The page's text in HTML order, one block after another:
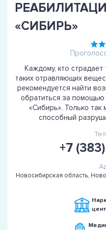
«СИБИРЬ»
Каждому, кто
таких отравляющих
рекомендуется найти
обратиться за
«Сибирь». Только
способный
+7
Новосибирская область,